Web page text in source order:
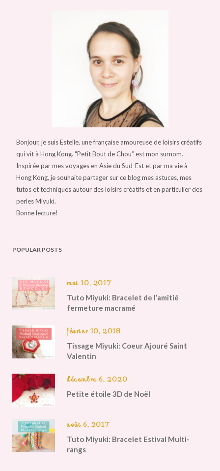
Bonjour, je suis Estelle, une française amoureuse de loisirs créatifs
qui vit à Hong Kong. "Petit Bout de Chou” est mon surnom.
Inspirée par mes voyages en Asie du Sud-Est et par ma vie à
Hong Kong, je souhaite partager sur ce blog mes astuces, mes
tutos et techniques autour des loisirs créatifs et en particulier des
perles Miyuki.
Bonne lecture!
POPULAR POSTS
mai 10, 2017
Tuto Miyuki: Bracelet de l’amitié
fermeture macramé
février 10, 2018
Tissage Miyuki: Coeur Ajouré Saint
Valentin
décembre 6, 2020
Petite étoile 3D de Noël
août 6, 2017
Tuto Miyuki: Bracelet Estival Multi-
rangs